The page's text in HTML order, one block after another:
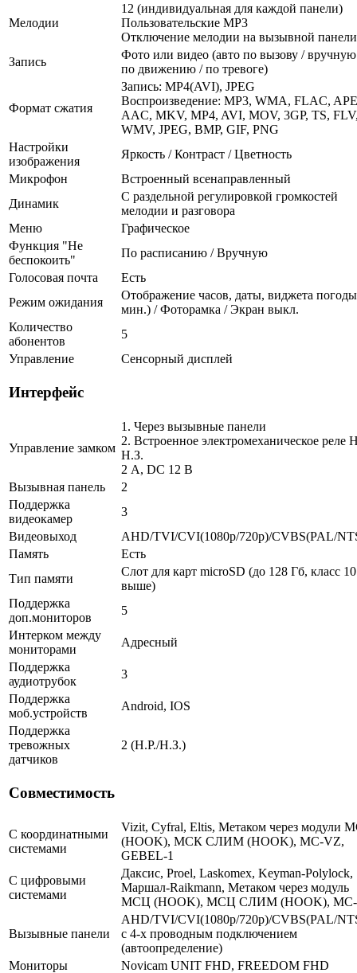
Мелодии
12 (индивидуальная для каждой панели)
Пользовательские MP3
Отключение мелодии на вызывной панели
Запись
Фото или видео (авто по вызову /
по движению / по тревоге)
Формат сжатия
Запись: MP4(AVI), JPEG
Воспроизведение: MP3, WMA, FLAC,
AAC, MKV, MP4, AVI, MOV, 3GP, TS,
WMV, JPEG, BMP, GIF, PNG
Настройки
изображения
Яркость / Контраст / Цветность
Микрофон
Встроенный всенаправленный
Динамик
С раздельной регулировкой громкостей
мелодии и разговора
Меню
Графическое
Функция "Не
беспокоить"
По расписанию / Вручную
Голосовая почта
Есть
Режим ожидания
Отображение часов, даты, виджета
мин.) / Фоторамка / Экран выкл.
Количество
абонентов
5
Управление
Сенсорный дисплей
Интерфейс
Управление замком
1. Через вызывные панели
2. Встроенное электромеханическое реле
Н.З.
2 A, DC 12 В
Вызывная панель
2
Поддержка
видеокамер
3
Видеовыход
AHD/TVI/CVI(1080p/720p)/CVBS(PAL/
Память
Есть
Тип памяти
Слот для карт microSD (до 128 Гб, класс
выше)
Поддержка
доп.мониторов
5
Интерком между
мониторами
Адресный
Поддержка
аудиотрубок
3
Поддержка
моб.устройств
Android, IOS
Поддержка
тревожных
датчиков
2 (Н.Р./Н.З.)
Совместимость
С координатными
системами
Vizit, Cyfral, Eltis, Метаком через модули
(HOOK), МСК СЛИМ (HOOK), MC-VZ,
GEBEL-1
С цифровыми
системами
Даксис, Proel, Laskomex, Keyman-Polylock,
Маршал-Raikmann, Метаком через модуль
МСЦ (HOOK), МСЦ СЛИМ (HOOK),
Вызывные панели
AHD/TVI/CVI(1080p/720p)/CVBS(PAL/
с 4-х проводным подключением
(автоопределение)
Мониторы
Novicam UNIT FHD, FREEDOM FHD